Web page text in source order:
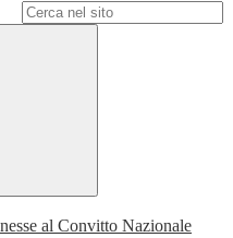
al Convitto Nazionale